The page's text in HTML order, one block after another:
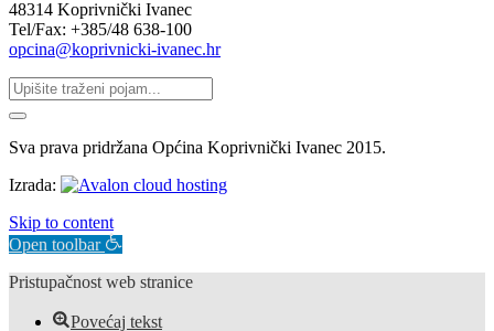
48314 Koprivnički Ivanec
Tel/Fax: +385/48 638-100
opcina@koprivnicki-ivanec.hr
Sva prava pridržana Općina Koprivnički Ivanec 2015.
Izrada:
Skip to content
Open toolbar
Pristupačnost web stranice
Povećaj tekst